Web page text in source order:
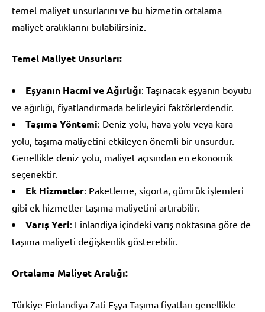
temel maliyet unsurlarını ve bu hizmetin ortalama
maliyet aralıklarını bulabilirsiniz.
Temel Maliyet Unsurları:
Eşyanın Hacmi ve Ağırlığı: Taşınacak eşyanın boyutu
ve ağırlığı, fiyatlandırmada belirleyici faktörlerdendir.
Taşıma Yöntemi: Deniz yolu, hava yolu veya kara
yolu, taşıma maliyetini etkileyen önemli bir unsurdur.
Genellikle deniz yolu, maliyet açısından en ekonomik
seçenektir.
Ek Hizmetler: Paketleme, sigorta, gümrük işlemleri
gibi ek hizmetler taşıma maliyetini artırabilir.
Varış Yeri: Finlandiya içindeki varış noktasına göre de
taşıma maliyeti değişkenlik gösterebilir.
Ortalama Maliyet Aralığı:
Türkiye Finlandiya Zati Eşya Taşıma fiyatları genellikle